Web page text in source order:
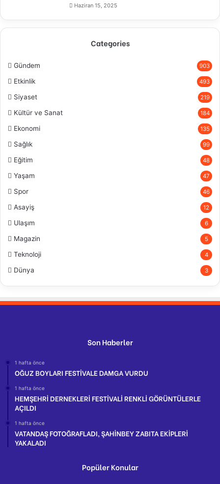
Haziran 15, 2025
Categories
Gündem 903
Etkinlik 493
Siyaset 219
Kültür ve Sanat 184
Ekonomi 135
Sağlık 99
Eğitim 48
Yaşam 47
Spor 46
Asayiş 12
Ulaşım 6
Magazin 5
Teknoloji 4
Dünya 3
Son Haberler
1 hafta önce
OĞUZ BOYLARI FESTİVALE DAMGA VURDU
1 hafta önce
HEMŞEHRİ DERNEKLERİ FESTİVALİ RENKLİ GÖRÜNTÜLERLE
AÇILDI
1 hafta önce
VATANDAŞ FOTOĞRAFLADI, ŞAHİNBEY ZABITA EKİPLERİ
YAKALADI
Popüler Konular